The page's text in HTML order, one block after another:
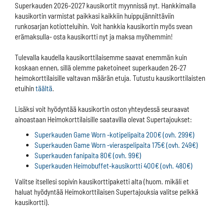
Superkauden 2026–2027 kausikortit myynnissä nyt. Hankkimalla
kausikortin varmistat paikkasi kaikkiin huippujännittäviin
runkosarjan kotiotteluihin. Voit hankkia kausikortin myös svean
erämaksulla- osta kausikortti nyt ja maksa myöhemmin!
Tulevalla kaudella kausikorttilaisemme saavat enemmän kuin
koskaan ennen, sillä olemme paketoineet superkauden 26-27
heimokorttilaisille valtavan määrän etuja. Tutustu kausikorttilaisten
etuihintäältä
Lisäksi voit hyödyntää kausikortin oston yhteydessä seuraavat
ainoastaan Heimokorttilaisille saatavilla olevat Supertajoukset:
Superkauden Game Worn -kotipelipaita 200€ (ovh. 299€)
Superkauden Game Worn -vieraspelipaita 175€ (ovh. 249€)
Superkauden fanipaita 80€ (ovh. 99€)
Superkauden Heimobuffet-kausikortti 400€ (ovh. 480€)
Valitse itsellesi sopivin kausikorttipaketti alta (huom. mikäli et
haluat hyödyntää Heimokorttilaisen Supertajouksia valitse pelkkä
kausikortti).